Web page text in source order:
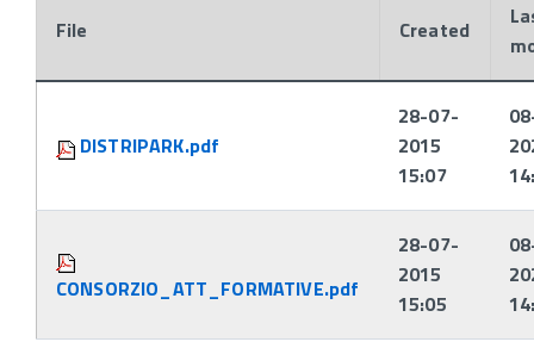
File Created
DISTRIPARK.pdf
28-07-
2015
15:07
CONSORZIO_ATT_FORMATIVE.pdf
28-07-
2015
15:05